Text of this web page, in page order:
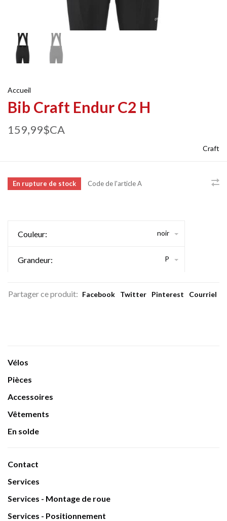
Accueil
Bib Craft Endur C2 H
159,99$CA
Craft
En rupture de stock Code de l'articleA
Couleur: noir
Grandeur: P
Partager ce produit: Facebook Twitter Pinterest Courriel
Vélos
Pièces
Accessoires
Vêtements
En solde
Contact
Services
Services - Montage de roue
Services - Positionnement